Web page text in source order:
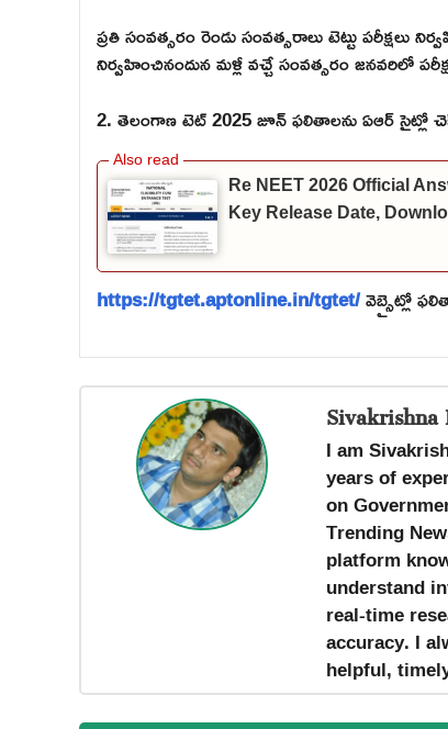
ప్రతి సంవత్సరం రెండు సంవత్సరాలు టెట్టు పరీక్షలు
నిర్వహించినందున మళ్లీ వచ్చే సంవత్సరం జనవరిలో
2. తెలంగాణ టెట్ 2025 జూన్ ఫలితాలను ఏఆర్ సైట్లో
Re NEET 2026 Official
Key Release Date,
https://tgtet.aptonline.in/tgtet/వెబ్సైట్లో
I am
years of
on
Trending
platform
understand
real-time
accuracy. I
helpful,